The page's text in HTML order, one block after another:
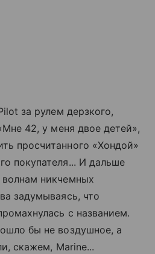
за рулем дерзкого,
42, у меня двое детей»,
просчитанного «Хондой»
покупателя... И дальше
никчемных
задумываясь, что
с названием.
бы не воздушное, а
скажем, Marine...